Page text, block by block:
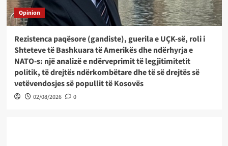
Opinion
Rezistenca paqësore (gandiste), guerila e UÇK-së, roli i
Shteteve të Bashkuara të Amerikës dhe ndërhyrja e
NATO-s: një analizë e ndërveprimit të legjitimitetit
politik, të drejtës ndërkombëtare dhe të së drejtës së
vetëvendosjes së popullit të Kosovës
02/08/2026 0